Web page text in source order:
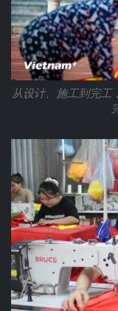
从设计、施工到完工